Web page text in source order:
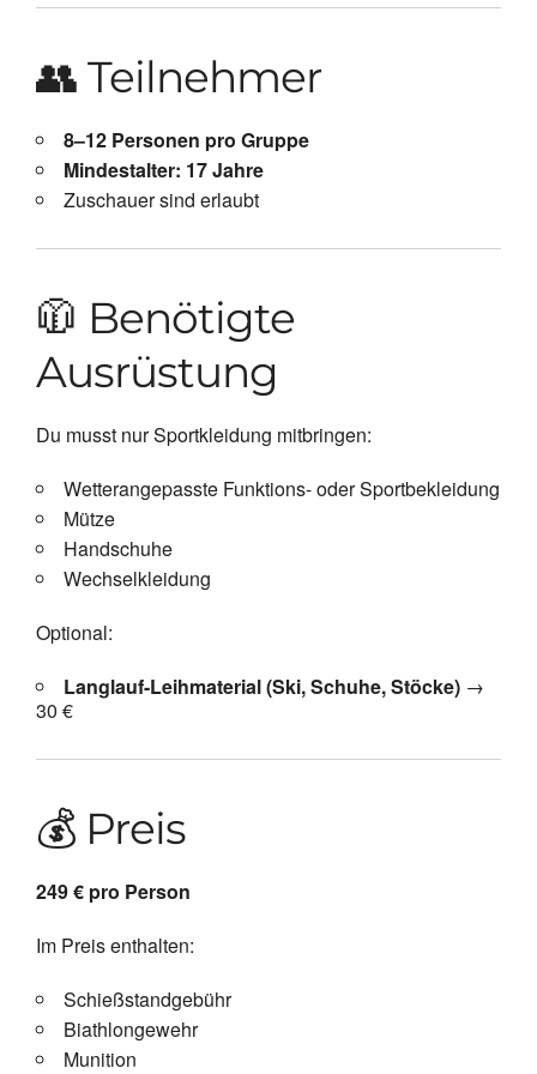
👥 Teilnehmer
8–12 Personen pro Gruppe
Mindestalter: 17 Jahre
Zuschauer sind erlaubt
🧥 Benötigte
Ausrüstung
Du musst nur Sportkleidung mitbringen:
Wetterangepasste Funktions- oder Sportbekleidung
Mütze
Handschuhe
Wechselkleidung
Optional:
Langlauf-Leihmaterial (Ski, Schuhe, Stöcke) →
30 €
💰 Preis
249 € pro Person
Im Preis enthalten:
Schießstandgebühr
Biathlongewehr
Munition